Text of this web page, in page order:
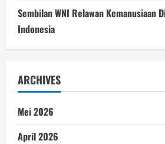
Sembilan WNI Relawan Kemanusiaan
Indonesia
ARCHIVES
Mei 2026
April 2026